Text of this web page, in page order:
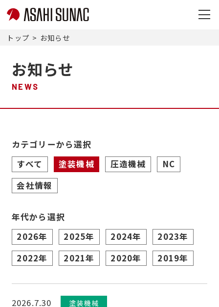
トップ お知らせ
お知らせ
NEWS
カテゴリーから選択
すべて
塗装機械 圧造機械
NC
会社情報
年代から選択
2026年
2025年 2024年
2023年
2022年
2021年 2020年 2019年
2026.7.30 塗装機械
旭
会